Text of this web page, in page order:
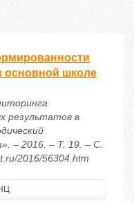
основной школе
результатов в
– 2016. – Т. 19. – С.
2016/56304.htm